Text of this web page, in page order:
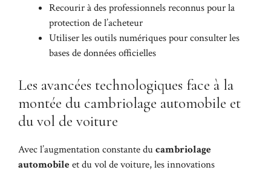
Recourir à des professionnels reconnus pour la
protection de l’acheteur
Utiliser les outils numériques pour consulter les
bases de données officielles
Les avancées technologiques face à la
montée du cambriolage automobile et
du vol de voiture
Avec l’augmentation constante ducambriolage
automobileet du vol de voiture, les innovations